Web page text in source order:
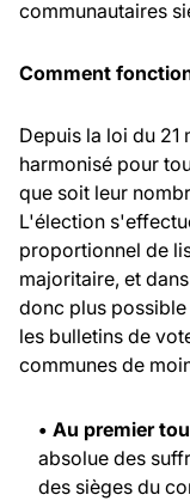
communautaires
Comment
Depuis la loi du 21
harmonisé pour
que soit leur
L'élection
proportionnel de
majoritaire, et
donc plus
les bulletins de
communes de
• Au premier
absolue des
des sièges du